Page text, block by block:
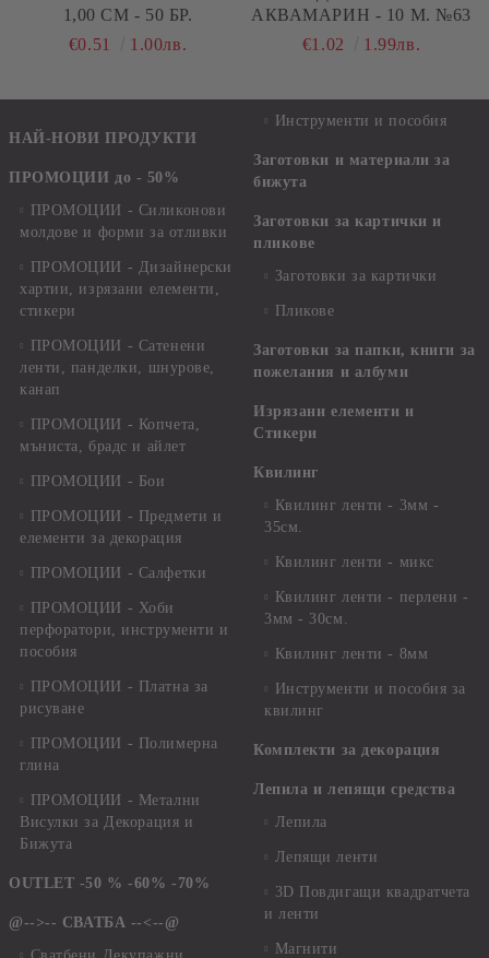
1,00 СМ - 50 БР.
€0.51
1.00лв.
АКВАМАРИН - 10 М. №63
€1.02
1.99лв.
НАЙ-НОВИ ПРОДУКТИ
ПРОМОЦИИ до - 50%
ПРОМОЦИИ - Силиконови
молдове и форми за отливки
ПРОМОЦИИ - Дизайнерски
хартии, изрязани елементи,
стикери
ПРОМОЦИИ - Сатенени
ленти, панделки, шнурове,
канап
ПРОМОЦИИ - Копчета,
мъниста, брадс и айлет
ПРОМОЦИИ - Бои
ПРОМОЦИИ - Предмети и
елементи за декорация
ПРОМОЦИИ - Салфетки
ПРОМОЦИИ - Хоби
перфоратори, инструменти и
пособия
ПРОМОЦИИ - Платна за
рисуване
ПРОМОЦИИ - Полимерна
глина
ПРОМОЦИИ - Метални
Висулки за Декорация и
Бижута
OUTLET -50 % -60% -70%
@-->-- СВАТБА --<--@
Инструменти и пособия
Заготовки и материали за
бижута
Заготовки за картички и
пликове
Заготовки за картички
Пликове
Заготовки за папки, книги за
пожелания и албуми
Изрязани елементи и
Стикери
Квилинг
Квилинг ленти - 3мм -
35см.
Квилинг ленти - микс
Квилинг ленти - перлени -
3мм - 30см.
Квилинг ленти - 8мм
Инструменти и пособия за
квилинг
Комплекти за декорация
Лепила и лепящи средства
Лепила
Лепящи ленти
3D Повдигащи квадратчета
и ленти
Магнити